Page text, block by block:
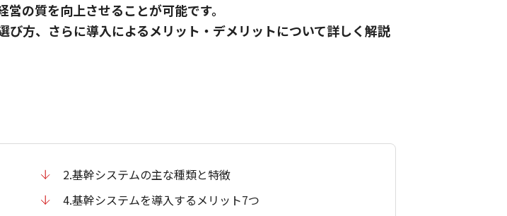
の質を向上させることが可能です。
方、さらに導入によるメリット・デメリットについて詳しく解説
2.基幹システムの主な種類と特徴
4.基幹システムを導入するメリット7つ